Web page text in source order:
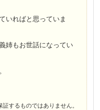
いればと思っていま
姉もお世話になってい
するものではありません。